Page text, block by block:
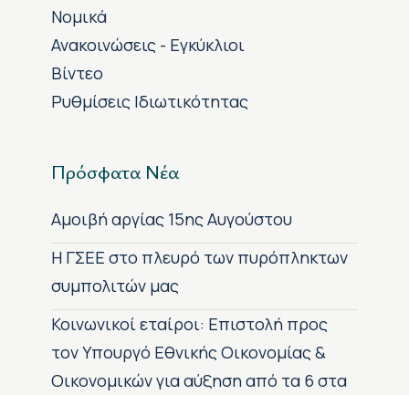
Νομικά
Ανακοινώσεις - Εγκύκλιοι
Βίντεο
Ρυθμίσεις Ιδιωτικότητας
Πρόσφατα Νέα
Αμοιβή αργίας 15ης Αυγούστου
H ΓΣΕΕ στο πλευρό των πυρόπληκτων
συμπολιτών μας
Κοινωνικοί εταίροι: Επιστολή προς
τον Υπουργό Εθνικής Οικονομίας &
Οικονομικών για αύξηση από τα 6 στα